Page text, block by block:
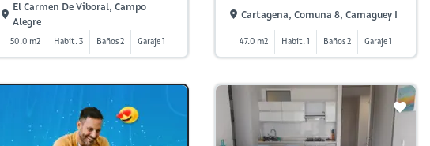
El Carmen De Viboral, Campo
Alegre
50.0 m2 Habit. 3 Baños 2 Garaje 1
Cartagena, Comuna 8, Camaguey I
47.0 m2 Habit. 1 Baños 2 Garaje 1